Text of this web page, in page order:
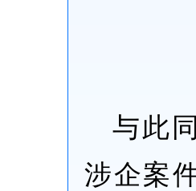
与此
涉企案